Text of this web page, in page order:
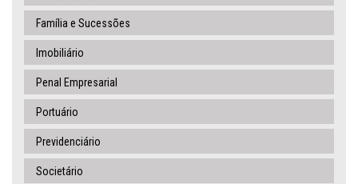
Família e Sucessões
Imobiliário
Penal Empresarial
Portuário
Previdenciário
Societário